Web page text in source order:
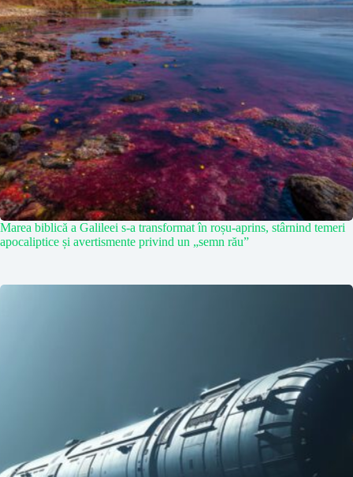
Marea biblică a Galileei s-a transformat în roșu-aprins, stârnind temeri
apocaliptice și avertismente privind un „semn rău”